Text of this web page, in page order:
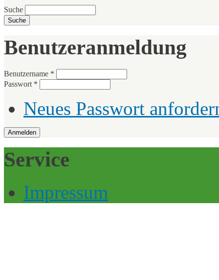
Suche
Benutzeranmeldung
Benutzername *
Passwort *
Neues Passwort
Service
Impressum